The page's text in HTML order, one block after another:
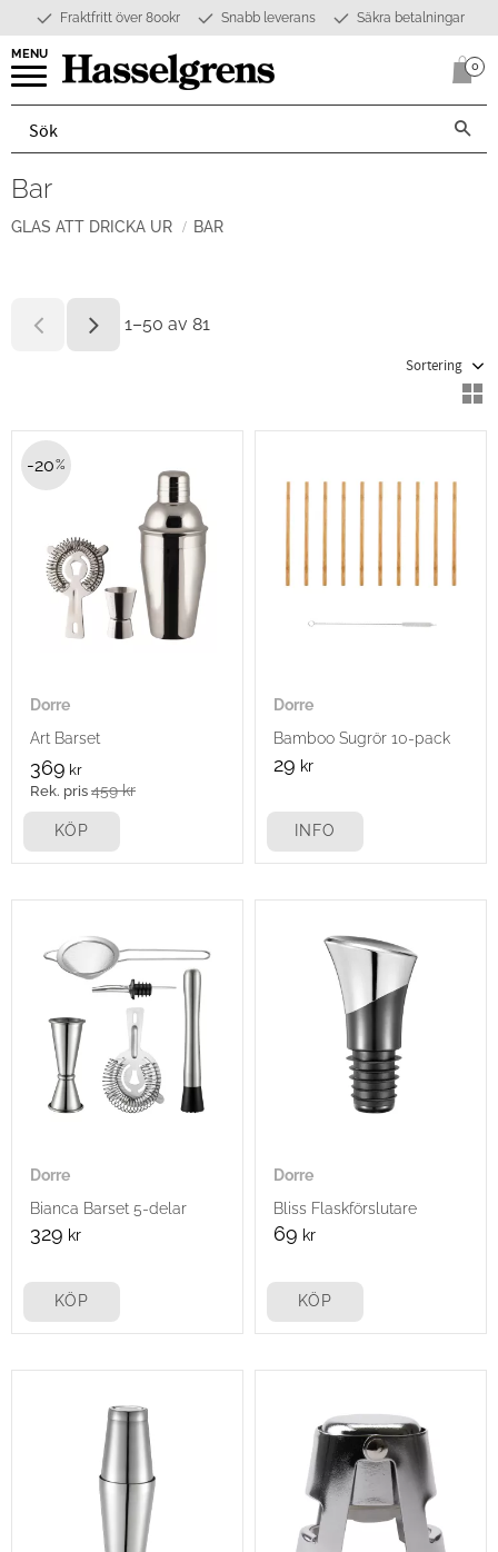
Meny
Fraktfritt över 800kr Snabb leverans Säkra betalningar
0
Bar
GLAS ATT DRICKA UR BAR
1–50 av 81
Välj sortering
Dorre
Art Barset
369 kr
459kr
20%
KÖP
Dorre
Bamboo Sugrör 10-pack
29 kr
INFO
Dorre
Bianca Barset 5-delar
329 kr
KÖP
Dorre
Bliss Flaskförslutare
69 kr
KÖP